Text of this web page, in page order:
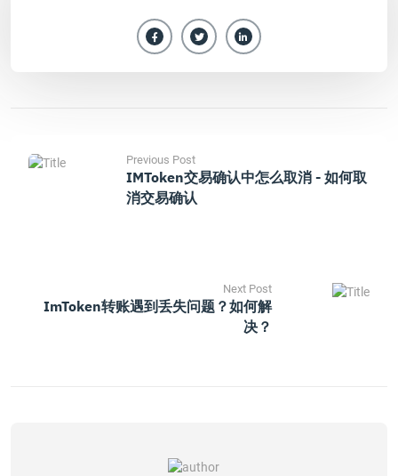
Previous Post
IMToken交易确认中怎么取消 - 如何取
消交易确认
Next Post
ImToken转账遇到丢失问题？如何解
决？